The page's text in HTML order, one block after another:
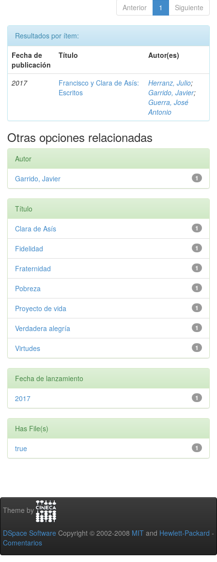
Anterior 1 Siguiente
Resultados por ítem:
Fecha de
publicación
Título Autor(es)
2017
Francisco y Clara de Asís:
Escritos
Herranz, Julio;
Garrido, Javier;
Guerra, José
Antonio
Otras opciones relacionadas
Autor
1
Garrido, Javier
Título
1
Clara de Asís
1
Fidelidad
1
Fraternidad
1
Pobreza
1
Proyecto de vida
1
Verdadera alegría
1
Virtudes
Fecha de lanzamiento
1
2017
Has File(s)
1
true
Theme by
DSpace Software Copyright © 2002-2008 MIT and Hewlett-Packard -
Comentarios